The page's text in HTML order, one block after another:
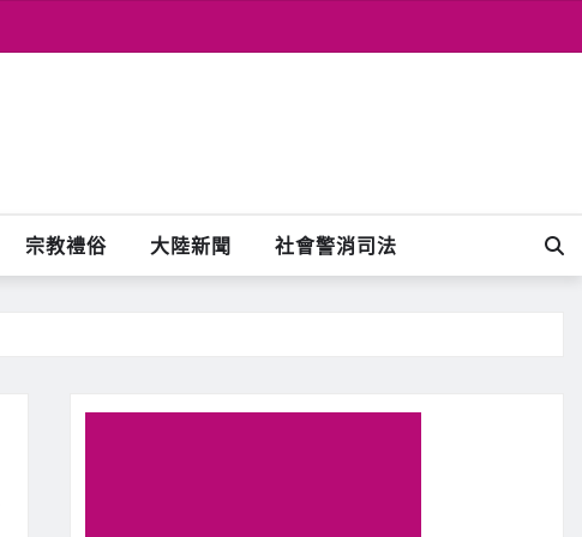
宗教禮俗 大陸新聞 社會警消司法